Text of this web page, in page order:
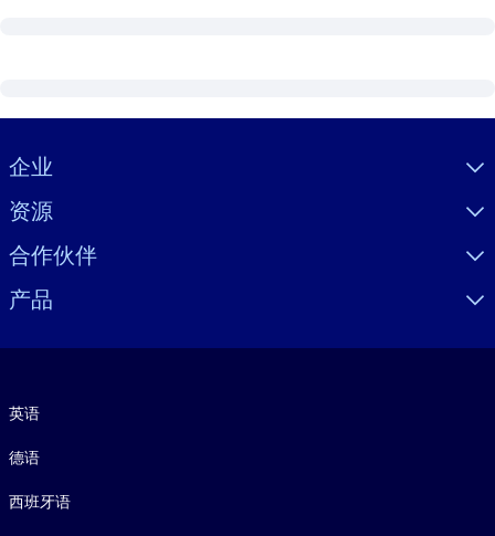
Visually hidden Text
企业
资源
合作伙伴
产品
英语
德语
西班牙语